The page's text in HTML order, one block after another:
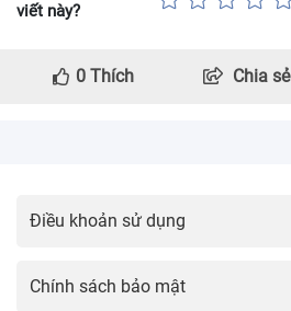
viết này?
0 Thích Chia sẻ
Điều khoản sử dụng
Chính sách bảo mật